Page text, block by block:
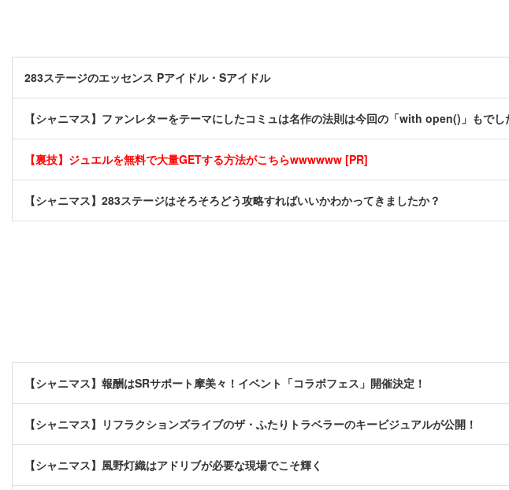
283ステージのエッセンス Pアイドル・Sアイドル
【シャニマス】ファンレターをテーマにしたコミュは名作の法則は今回の「with open()」もでし
【裏技】ジュエルを無料で大量GETする方法がこちらwwwwww [PR]
【シャニマス】283ステージはそろそろどう攻略すればいいかわかってきましたか？
【シャニマス】報酬はSRサポート摩美々！イベント「コラボフェス」開催決定！
【シャニマス】リフラクションズライブのザ・ふたりトラベラーのキービジュアルが公開！
【シャニマス】風野灯織はアドリブが必要な現場でこそ輝く